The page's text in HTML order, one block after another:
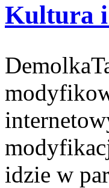
Kultura
idzie w